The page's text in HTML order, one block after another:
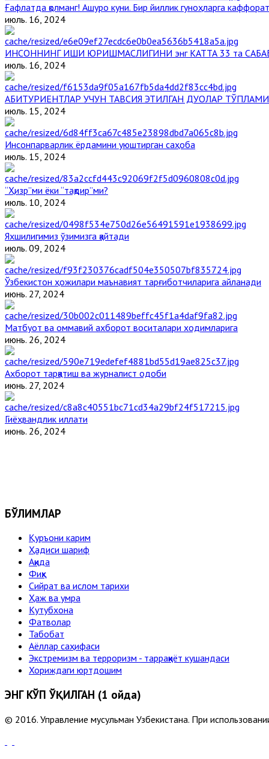
Ғафлатда қолманг! Ашуро куни. Бир йиллик гуноҳларга
июль. 16, 2024
ИНСОННИНГ ИШИ ЮРИШМАСЛИГИНИ энг КАТТА 33 та
июль. 16, 2024
АБИТУРИЕНТЛАР УЧУН ТАВСИЯ ЭТИЛГАН ДУОЛАР ТЎПЛАМИ
июль. 15, 2024
Инсонпарварлик ёрдамини уюштирган саҳоба
июль. 15, 2024
“Ҳизр”ми ёки “тақдир”ми?
июль. 10, 2024
Яхшилигимиз ўзимизга қайтади
июль. 09, 2024
Ўзбекистон ҳожилари маънавият тарғиботчиларига айланади
июнь. 27, 2024
Матбуот ва оммавий ахборот воситалари ходимларига
июнь. 26, 2024
Ахборот тарқатиш ва журналист одоби
июнь. 27, 2024
Гиёҳвандлик иллати
июнь. 26, 2024
БЎЛИМЛАР
Қуръони карим
Ҳадиси шариф
Ақида
Фиқҳ
Сийрат ва ислом тарихи
Ҳаж ва умра
Кутубхона
Фатволар
Табобат
Аёллар саҳифаси
Экстремизм ва терроризм - тарраққиёт кушандаси
Хориждаги юртдошим
ЭНГ КЎП ЎҚИЛГАН (1 ойда)
© 2016. Управление мусульман Узбекистана. При